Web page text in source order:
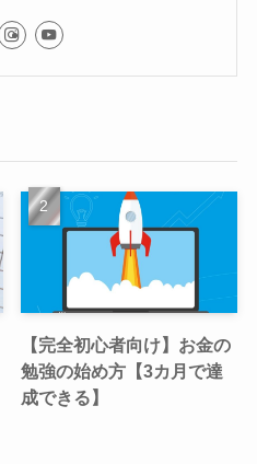
【完全初心者向け】お金の
勉強の始め方【3カ月で達
成できる】